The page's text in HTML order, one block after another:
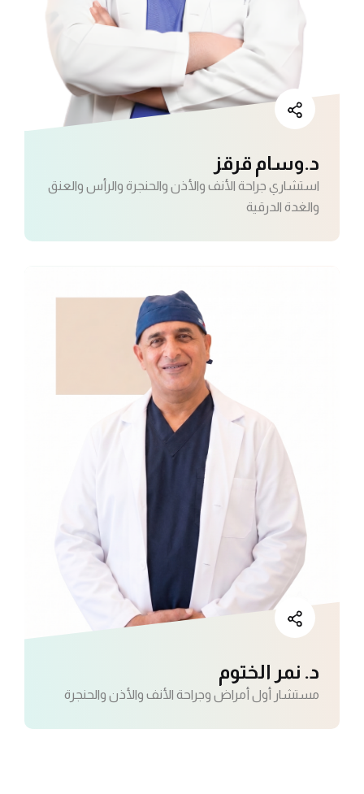
د.وسام قرقز
استشاري جراحة الأنف والأذن والحنجرة والرأس والعنق
والغدة الدرقية
د. نمر الختوم
مستشار أول أمراض وجراحة الأنف والأذن والحنجرة